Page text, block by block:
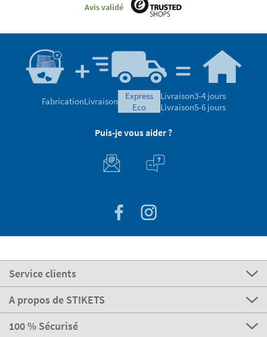
Avis validé
FabricationLivraison
express
eco
Livraison3-4 jours
Livraison5-6 jours
Puis-je vous aider ?
Service clients
A propos de STIKETS
100 % Sécurisé